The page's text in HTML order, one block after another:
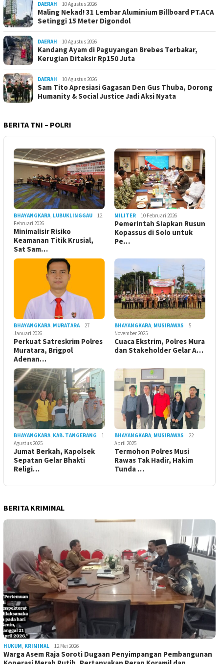
DAERAH 10 Agustus 2026
Maling Nekad! 31 Lembar Aluminium Billboard PT.ACA
Setinggi 15 Meter Digondol
DAERAH 10 Agustus 2026
Kandang Ayam di Paguyangan Brebes Terbakar,
Kerugian Ditaksir Rp150 Juta
DAERAH 10 Agustus 2026
Sam Tito Apresiasi Gagasan Den Gus Thuba, Dorong
Humanity & Social Justice Jadi Aksi Nyata
BERITA TNI – POLRI
BHAYANGKARA, LUBUKLINGGAU
12
Februari 2026
Minimalisir Risiko
Keamanan Titik Krusial,
Sat Sam…
MILITER 10 Februari 2026
Pemerintah Siapkan Rusun
Kopassus di Solo untuk
Pe…
BHAYANGKARA, MURATARA
27
Januari 2026
Perkuat Satreskrim Polres
Muratara, Brigpol
Adenan…
BHAYANGKARA, MUSIRAWAS
5
November 2025
Cuaca Ekstrim, Polres Mura
dan Stakeholder Gelar A…
BHAYANGKARA, KAB. TANGERANG
1
Agustus 2025
Jumat Berkah, Kapolsek
Sepatan Gelar Bhakti
Religi…
BHAYANGKARA, MUSIRAWAS
22
April 2025
Termohon Polres Musi
Rawas Tak Hadir, Hakim
Tunda …
BERITA KRIMINAL
HUKUM, KRIMINAL 12 Mei 2026
Warga Asem Raja Soroti Dugaan Penyimpangan Pembangunan